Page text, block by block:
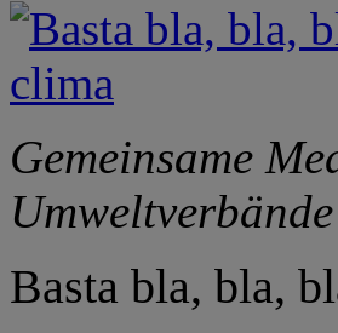
Gemeinsame
Basta bla, bla,